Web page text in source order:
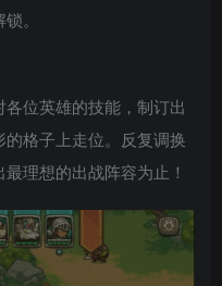
。
位英雄的技能，制订出
格子上走位。反复调换
理想的出战阵容为止！